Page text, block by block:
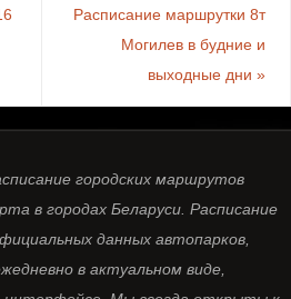
Расписание маршрутки 8т
Могилев в будние и
выходные дни»
городских маршрутов
в городах Беларуси. Расписание
данных автопарков,
в актуальном виде,